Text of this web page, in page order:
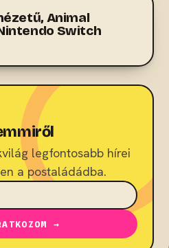
Animal
Switch
legfontosabb hírei
a postaládádba.
→